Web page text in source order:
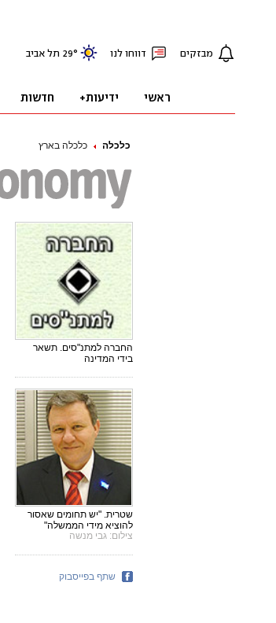
כלכלה כלכלה בארץ
החברה למתנ"סים. תשאר
בידי המדינה
שטרית. "יש תחומים שאסור
להוציא מידי הממשלה"
צילום: גבי מנשה
שתף בפייסבוק